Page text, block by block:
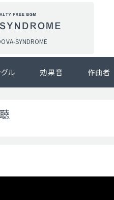
SYNDROME
ル 効果音 作曲者